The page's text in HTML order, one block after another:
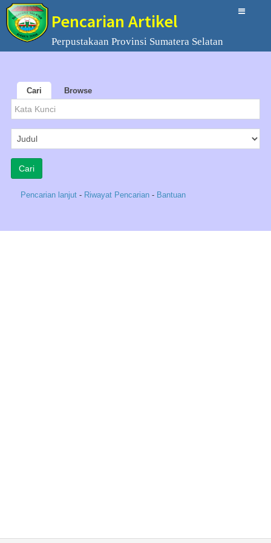
Pencarian Artikel
Perpustakaan Provinsi Sumatera Selatan
Cari Browse
Pencarian lanjut - Riwayat Pencarian - Bantuan